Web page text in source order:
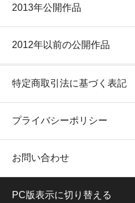
2013年公開作品
2012年以前の公開作品
特定商取引法に基づく表記
プライバシーポリシー
お問い合わせ
PC版表示に切り替える